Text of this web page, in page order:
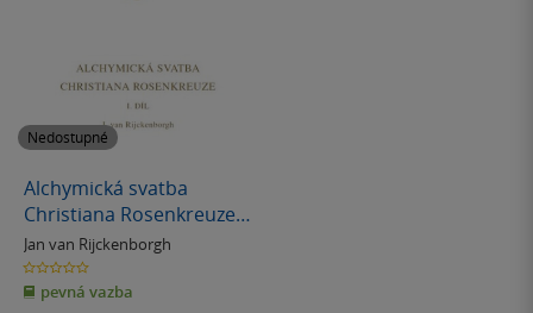
Nedostupné
Alchymická svatba
Christiana Rosenkreuze
I.dílJan van Rijckenborgh
0.0
z
5
hvězdiček
pevná vazba